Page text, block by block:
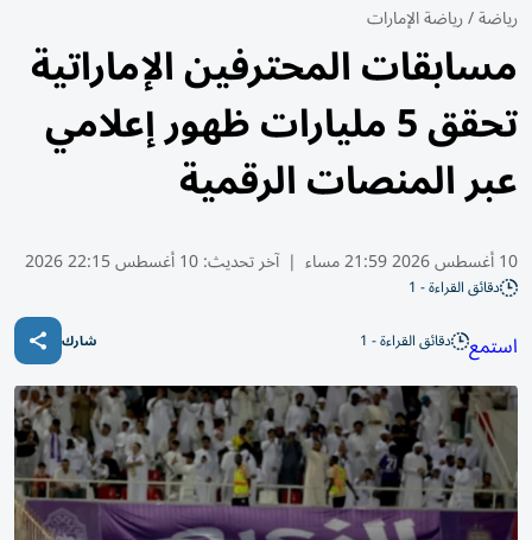
رياضة/رياضة الإمارات
مسابقات المحترفين الإماراتية
تحقق 5 مليارات ظهور إعلامي
عبر المنصات الرقمية
10 أغسطس 2026 21:59 مساء | آخر تحديث:10 أغسطس 22:15 2026
دقائق القراءة - 1
استمع دقائق القراءة - 1 شارك